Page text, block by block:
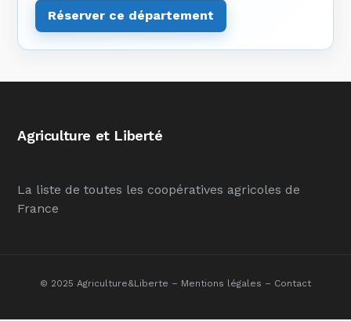
Réserver ce département
Agriculture et Liberté
La liste de toutes les coopératives agricoles de
France
© 2025 Agriculture&Liberte – Mentions légales – Contact